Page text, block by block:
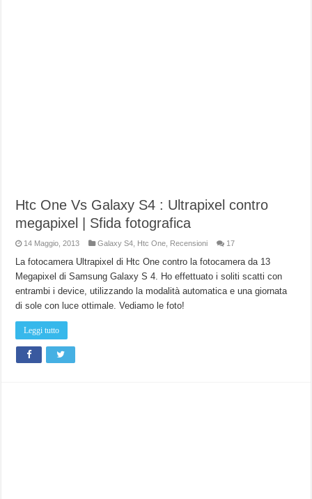
Htc One Vs Galaxy S4 : Ultrapixel contro
megapixel | Sfida fotografica
14 Maggio, 2013 Galaxy S4 Htc One Recensioni 17
La fotocamera Ultrapixel di Htc One contro la fotocamera da 13
Megapixel di Samsung Galaxy S 4. Ho effettuato i soliti scatti con
entrambi i device, utilizzando la modalità automatica e una giornata
di sole con luce ottimale. Vediamo le foto!
Leggi tutto